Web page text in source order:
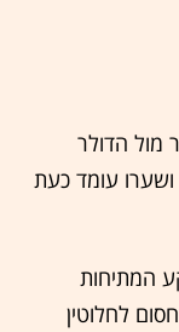
הדולר
הסמלי של 3 שקלים, ושערו עומד כעת
המתיחות
לחלוטין